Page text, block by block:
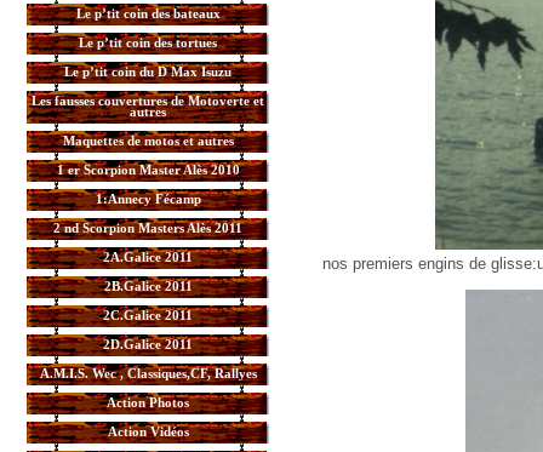
Le p’tit coin des bateaux
Le p’tit coin des tortues
Le p’tit coin du D Max Isuzu
Les fausses couvertures de Motoverte et
autres
Maquettes de motos et autres
1 er Scorpion Master Alès 2010
1:Annecy Fécamp
2 nd Scorpion Masters Alès 2011
2A.Galice 2011
2B.Galice 2011
2C.Galice 2011
2D.Galice 2011
A.M.I.S. Wec , Classiques,CF, Rallyes
Action Photos
Action Vidéos
nos premiers engins de